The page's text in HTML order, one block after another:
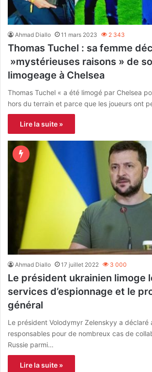
Ahmad Diallo 11 mars 2023 2 343
Thomas Tuchel : sa femme
»mystérieuses raisons » de
limogeage à Chelsea
Thomas Tuchel « a été limogé par Chelsea
hors du terrain et parce que les joueurs ont
Lire la suite »
Ahmad Diallo 17 juillet 2022 3 000
Le président ukrainien limoge
services d’espionnage et le
général
Le président Volodymyr Zelenskyy a déclaré
responsables pour de nombreux cas de
Russie parmi…
Lire la suite »